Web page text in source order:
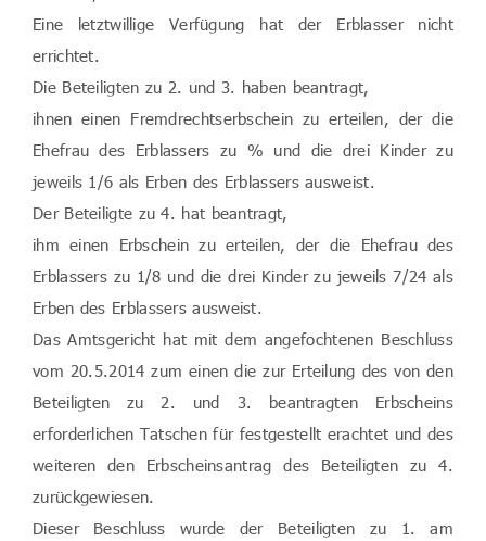
Eine letztwillige Verfügung hat der Erblasser nicht
errichtet.
Die Beteiligten zu 2. und 3. haben beantragt,
ihnen einen Fremdrechtserbschein zu erteilen, der die
Ehefrau des Erblassers zu % und die drei Kinder zu
jeweils 1/6 als Erben des Erblassers ausweist.
Der Beteiligte zu 4. hat beantragt,
ihm einen Erbschein zu erteilen, der die Ehefrau des
Erblassers zu 1/8 und die drei Kinder zu jeweils 7/24 als
Erben des Erblassers ausweist.
Das Amtsgericht hat mit dem angefochtenen Beschluss
vom 20.5.2014 zum einen die zur Erteilung des von den
Beteiligten zu 2. und 3. beantragten Erbscheins
erforderlichen Tatschen für festgestellt erachtet und des
weiteren den Erbscheinsantrag des Beteiligten zu 4.
zurückgewiesen.
Dieser Beschluss wurde der Beteiligten zu 1. am